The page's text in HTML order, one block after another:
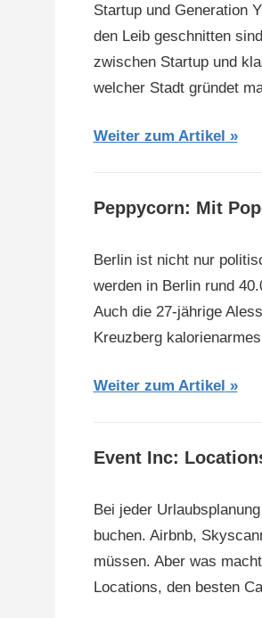
Startup und Generation
den Leib geschnitten
zwischen Startup und
welcher Stadt gründet
Weiter zum Artikel
Peppycorn: Mit
Berlin ist nicht nur
werden in Berlin rund
Auch die 27-jährige
Kreuzberg
Weiter zum Artikel
Event Inc:
Bei jeder
buchen. Airbnb,
müssen. Aber was
Locations, den besten